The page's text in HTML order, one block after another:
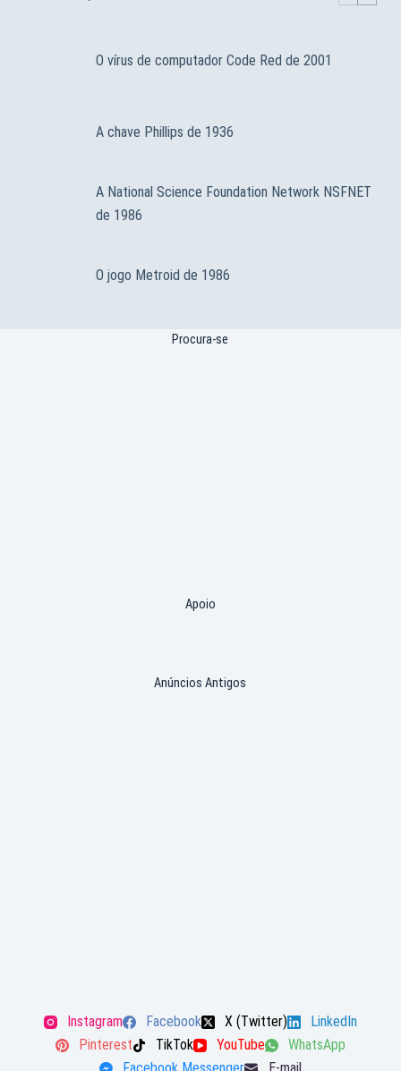
O vírus de computador Code Red de 2001
A chave Phillips de 1936
A National Science Foundation Network NSFNET
de 1986
O jogo Metroid de 1986
Procura-se
Apoio
Anúncios Antigos
Instagram Facebook X (Twitter)
LinkedIn
Pinterest
TikTok YouTube
WhatsApp